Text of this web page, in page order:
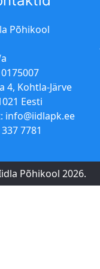
Põhikool
4, Kohtla-Järve
Eesti
info@iidlapk.ee
7781
Põhikool 2026.